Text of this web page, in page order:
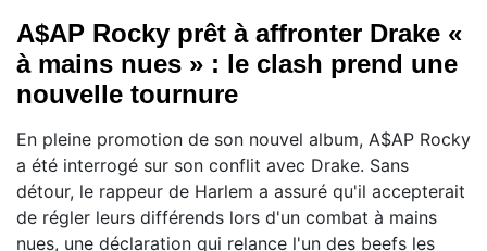
A$AP Rocky prêt à affronter Drake «
à mains nues » : le clash prend une
nouvelle tournure
En pleine promotion de son nouvel album, A$AP Rocky
a été interrogé sur son conflit avec Drake. Sans
détour, le rappeur de Harlem a assuré qu'il accepterait
de régler leurs différends lors d'un combat à mains
nues, une déclaration qui relance l'un des beefs les